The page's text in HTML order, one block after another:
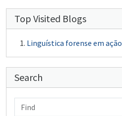
Top Visited Blogs
Linguística forense em ação
Search